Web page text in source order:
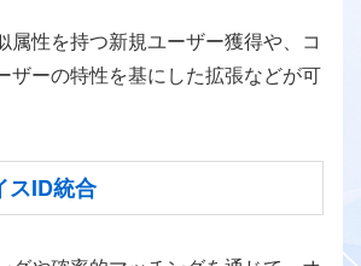
属性を持つ新規ユーザー獲得や、コ
ザーの特性を基にした拡張などが可
スID統合